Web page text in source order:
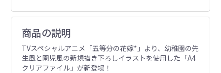
商品の説明
TVスペシャルアニメ「五等分の花嫁*」より、幼稚園の先
生風と園児風の新規描き下ろしイラストを使用した「A4
クリアファイル」が新登場！